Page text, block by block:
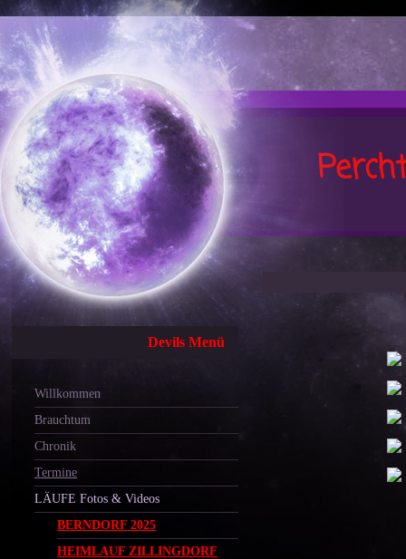
Devils Menü
Willkommen
Brauchtum
Chronik
Termine
LÄUFE Fotos & Videos
BERNDORF 2025
HEIMLAUF ZILLINGDORF